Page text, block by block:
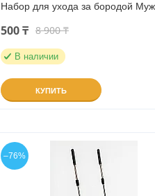
Набор для ухода за бородой
500 ₸ 8 900 ₸
В наличии
КУПИТЬ
–76%